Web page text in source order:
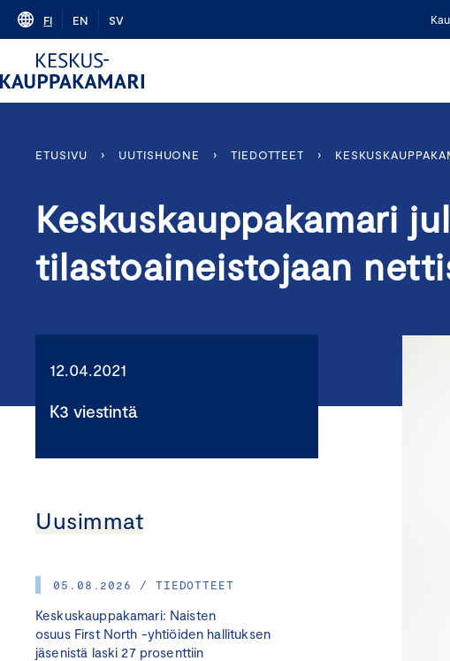
Skip
content
FI EN SV
ETUSIVU › UUTISHUONE › TIEDOTTEET ›
Keskuskauppakamari
tilastoaineistojaan
12.04.2021
K3 viestintä
Uusimmat
05.08.2026 / TIEDOTTEET
Keskuskauppakamari: Naisten
osuus First North -yhtiöiden hallituksen
jäsenistä laski 27 prosenttiin